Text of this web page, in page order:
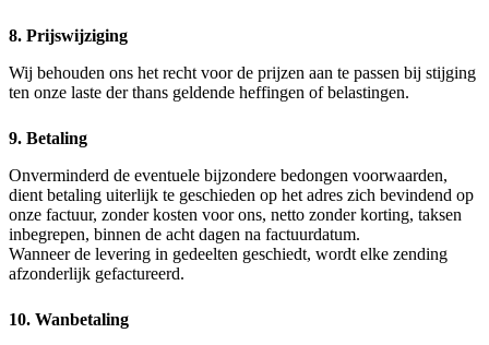
8. Prijswijziging
Wij behouden ons het recht voor de prijzen aan te passen bij stijging
ten onze laste der thans geldende heffingen of belastingen.
9. Betaling
Onverminderd de eventuele bijzondere bedongen voorwaarden,
dient betaling uiterlijk te geschieden op het adres zich bevindend op
onze factuur, zonder kosten voor ons, netto zonder korting, taksen
inbegrepen, binnen de acht dagen na factuurdatum.
Wanneer de levering in gedeelten geschiedt, wordt elke zending
afzonderlijk gefactureerd.
10. Wanbetaling